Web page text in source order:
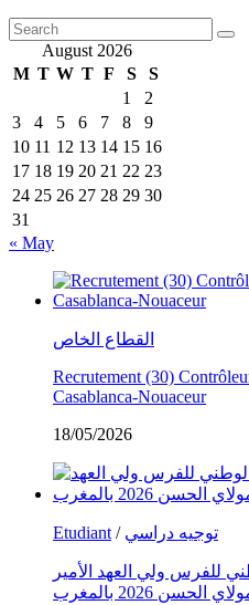
August 2026
M T W T F S
S
1
2
3
4 5 6 7 8
9
10 11 12 13 14 15 16
17 18 19 20 21 22 23
24 25 26 27 28 29 30
31
« May
القطاع الخاص
Recrutement (30)
Casablanca-Nouaceur
18/05/2026
Etudiant / توجيه دراسي
للفرس ولي العهد الأمير
الحسن 2026 بالمغرب